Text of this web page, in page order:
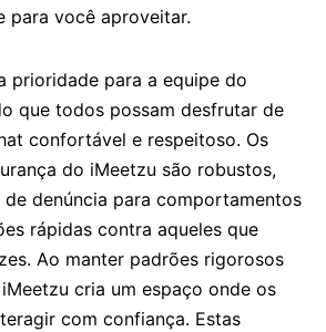
para você aproveitar.
prioridade para a equipe do
que todos possam desfrutar de
confortável e respeitoso. Os
do iMeetzu são robustos,
de denúncia para comportamentos
rápidas contra aqueles que
Ao manter padrões rigorosos
cria um espaço onde os
com confiança. Estas